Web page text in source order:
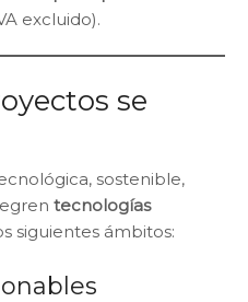
excluido).
se
sostenible,
tecnologías
siguientes ámbitos: